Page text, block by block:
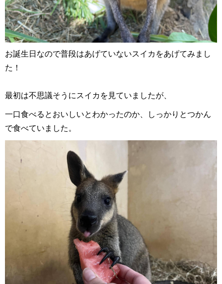
お誕生日なので普段はあげていないスイカをあげてみまし
た！
最初は不思議そうにスイカを見ていましたが、
一口食べるとおいしいとわかったのか、しっかりとつかん
で食べていました。